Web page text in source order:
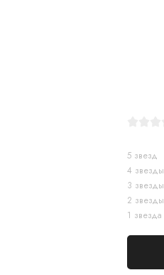
5 звезд
4 звезды
3 звезды
2 звезды
1 звезда